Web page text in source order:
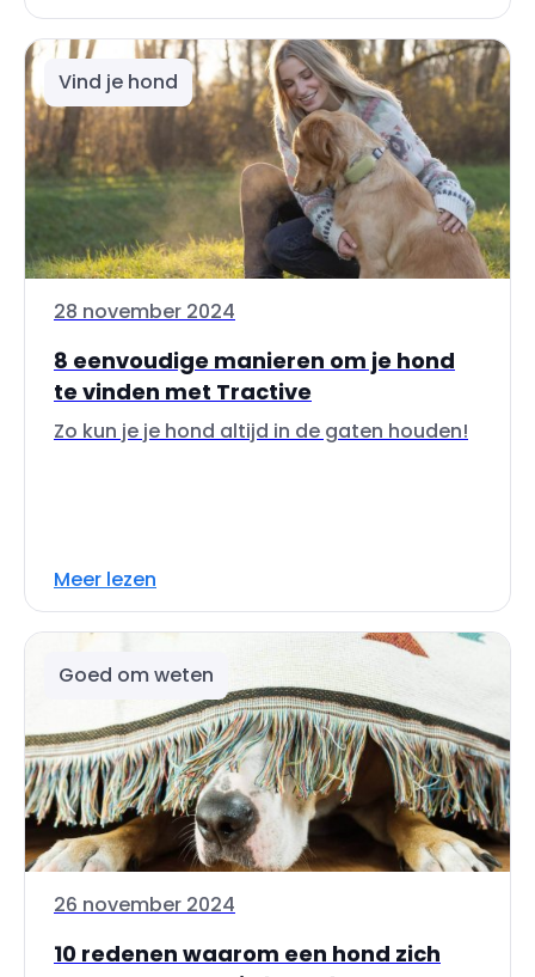
Vind je hond
28 november 2024
8 eenvoudige manieren om je hond
te vinden met Tractive
Zo kun je je hond altijd in de gaten houden!
Meer lezen
Goed om weten
26 november 2024
10 redenen waarom een hond zich